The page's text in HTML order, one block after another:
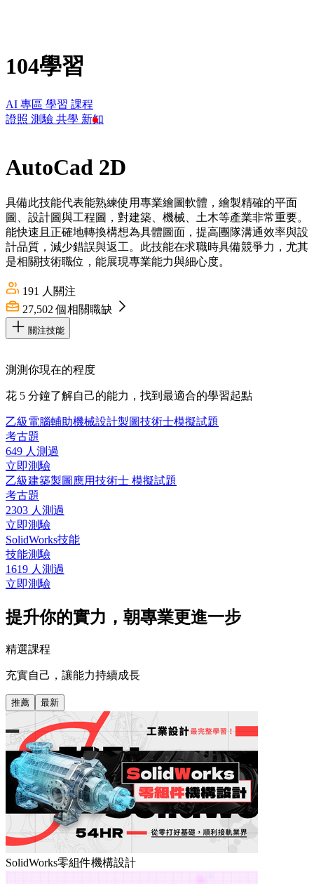
104學習
AI 專區 學習 課程
證照 測驗 共學 新知
AutoCad 2D
具備此技能代表能熟練使用專業繪圖軟體，繪製精確的平面
圖、設計圖與工程圖，對建築、機械、土木等產業非常重要。
能快速且正確地轉換構想為具體圖面，提高團隊溝通效率與設
計品質，減少錯誤與返工。此技能在求職時具備競爭力，尤其
是相關技術職位，能展現專業能力與細心度。
191 人關注
27,502 個相關職缺
關注技能
測測你現在的程度
花 5 分鐘了解自己的能力，找到最適合的學習起點
乙級電腦輔助機械設計製圖技術士模擬試題
考古題
649 人測過
立即測驗
乙級建築製圖應用技術士 模擬試題
考古題
2303 人測過
立即測驗
SolidWorks技能
技能測驗
1619 人測過
立即測驗
提升你的實力，朝專業更進一步
精選課程
充實自己，讓能力持續成長
推薦 最新
SolidWorks零組件機構設計